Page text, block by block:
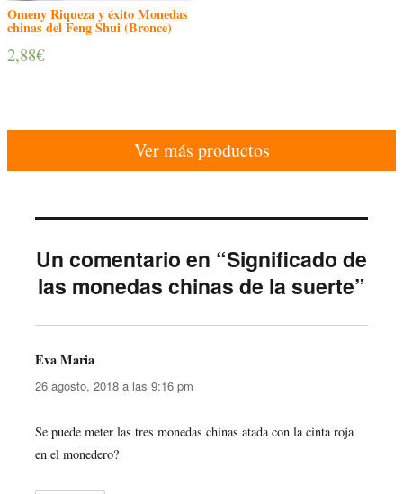
Omeny Riqueza y éxito Monedas
chinas del Feng Shui (Bronce)
2,88€
Ver más productos
Un comentario en “Significado de
las monedas chinas de la suerte”
Eva Mariadice:
26 agosto, 2018 a las 9:16 pm
Se puede meter las tres monedas chinas atada con la cinta roja
en el monedero?